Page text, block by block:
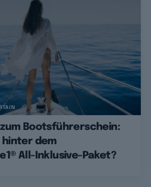
zum Bootsführerschein:
dem
All-Inklusive-Paket?